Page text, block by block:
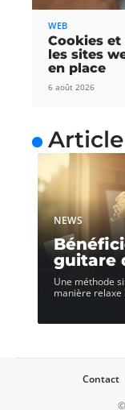
WEB
Cookies et
les sites
en place
6 août 2026
NEWS
guitare
Une méthode
manière relaxe
Contact